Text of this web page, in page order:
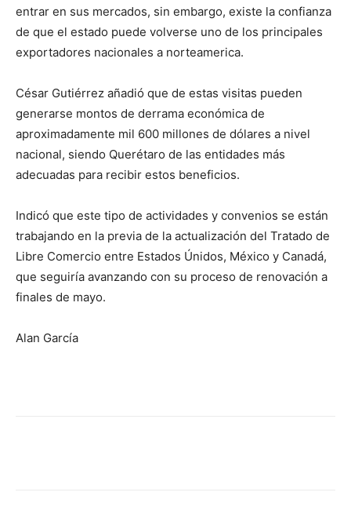
entrar en sus mercados, sin embargo, existe la confianza
de que el estado puede volverse uno de los principales
exportadores nacionales a norteamerica.
César Gutiérrez añadió que de estas visitas pueden
generarse montos de derrama económica de
aproximadamente mil 600 millones de dólares a nivel
nacional, siendo Querétaro de las entidades más
adecuadas para recibir estos beneficios.
Indicó que este tipo de actividades y convenios se están
trabajando en la previa de la actualización del Tratado de
Libre Comercio entre Estados Únidos, México y Canadá,
que seguiría avanzando con su proceso de renovación a
finales de mayo.
Alan García